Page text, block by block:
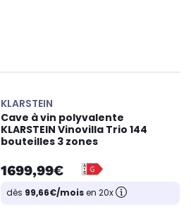
KLARSTEIN
Cave à vin polyvalente
KLARSTEIN Vinovilla Trio 144
bouteilles 3 zones
1699,99€
dès 99,66€/moisen 20x